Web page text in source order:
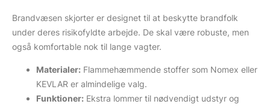
Brandvæsen skjorter er designet til at beskytte brandfolk
under deres risikofyldte arbejde. De skal være robuste, men
også komfortable nok til lange vagter.
Materialer: Flammehæmmende stoffer som Nomex eller
KEVLAR er almindelige valg.
Funktioner: Ekstra lommer til nødvendigt udstyr og